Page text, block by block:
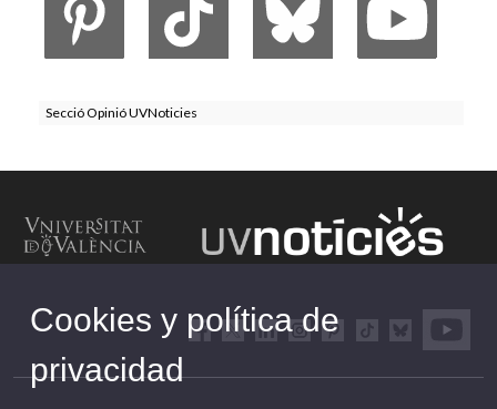
Secció Opinió UVNoticies
Cookies y política de
privacidad